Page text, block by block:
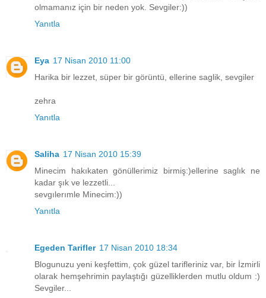
olmamanız için bir neden yok. Sevgiler:))
Yanıtla
Eya 17 Nisan 2010 11:00
Harika bir lezzet, süper bir görüntü, ellerine saglik, sevgiler
zehra
Yanıtla
Saliha 17 Nisan 2010 15:39
Minecim hakıkaten gönüllerimiz birmiş:)ellerine saglık ne
kadar şık ve lezzetli...
sevgılerımle Minecim:))
Yanıtla
Egeden Tarifler 17 Nisan 2010 18:34
Blogunuzu yeni keşfettim, çok güzel tarifleriniz var, bir İzmirli
olarak hemşehrimin paylaştığı güzelliklerden mutlu oldum :)
Sevgiler...